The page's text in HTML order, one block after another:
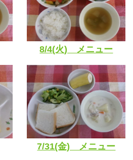
8/4(火) メニュー
7/31(金) メニュー